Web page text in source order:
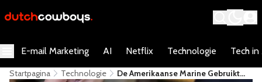
E-mail Marketing AI Netflix Technologie Tech in
Startpagina Technologie
De Amerikaanse Marine Gebruikt